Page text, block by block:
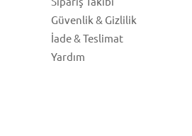
Güvenlik & Gizlilik
İade & Teslimat
Yardım